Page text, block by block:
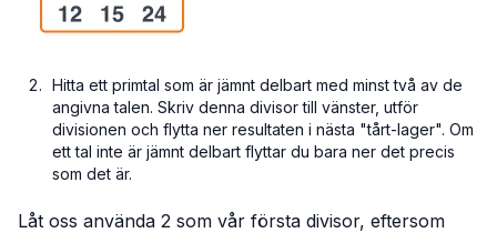
Hitta ett primtal som är jämnt delbart med minst två av de
angivna talen. Skriv denna divisor till vänster, utför
divisionen och flytta ner resultaten i nästa "tårt-lager". Om
ett tal inte är jämnt delbart flyttar du bara ner det precis
som det är.
Låt oss använda 2 som vår första divisor, eftersom